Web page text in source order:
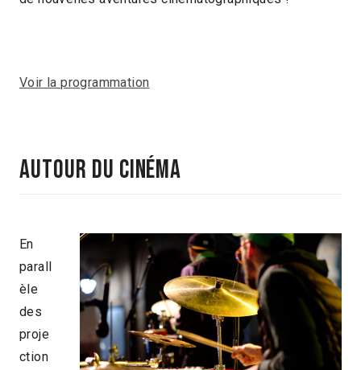
Voir la programmation
AUTOUR DU CINÉMA
En
parall
èle
des
proje
ction